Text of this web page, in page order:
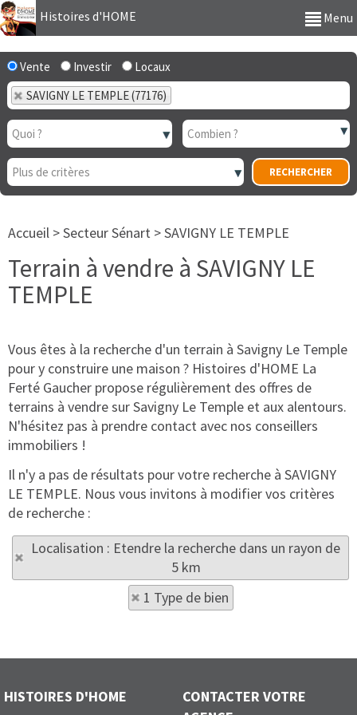
Histoires d'HOME Menu
Vente Investir
Locaux
SAVIGNY LE TEMPLE (77176)
Accueil >Secteur Sénart >SAVIGNY LE TEMPLE
Terrain à vendre à SAVIGNY LE
TEMPLE
Vous êtes à la recherche d'un terrain à Savigny Le Temple
pour y construire une maison ? Histoires d'HOME La
Ferté Gaucher propose régulièrement des offres de
terrains à vendre sur Savigny Le Temple et aux alentours.
N'hésitez pas à prendre contact avec nos conseillers
immobiliers !
Il n'y a pas de résultats pour votre recherche à SAVIGNY
LE TEMPLE. Nous vous invitons à modifier vos critères
de recherche :
Localisation : Etendre la recherche dans un rayon de
5 km
1 Type de bien
HISTOIRES D'HOME
CONTACTER VOTRE